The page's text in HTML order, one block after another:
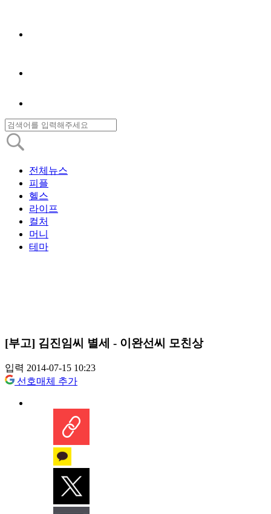
전체뉴스
피플
헬스
라이프
컬처
머니
테마
[부고] 김진임씨 별세 - 이완선씨 모친상
입력 2014-07-15 10:23
선호매체 추가